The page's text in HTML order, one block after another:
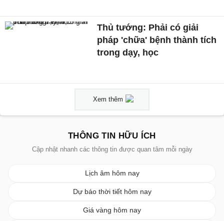
Thủ tướng: Phải có giải
pháp 'chữa' bệnh thành tích
trong dạy, học
Xem thêm
THÔNG TIN HỮU ÍCH
Cập nhật nhanh các thông tin được quan tâm mỗi ngày
Lịch âm hôm nay
Dự báo thời tiết hôm nay
Giá vàng hôm nay